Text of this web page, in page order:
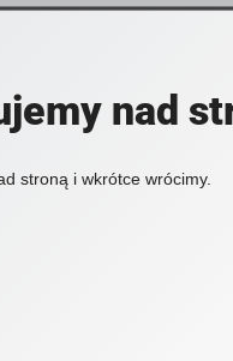
nad
stroną i wkrótce wrócimy.